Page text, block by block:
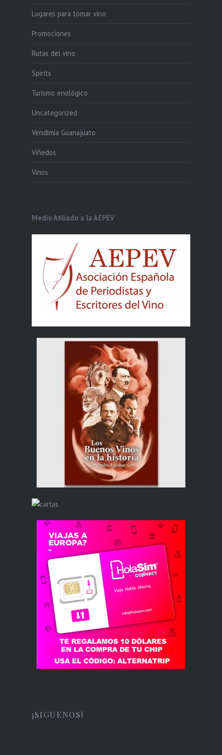
Lugares para tomar vino
Promociones
Rutas del vino
Spirits
Turismo enológico
Uncategorized
Vendimia Guanajuato
Viñedos
Vinos
Medio Afiliado a la AEPEV
¡SIGUENOS!